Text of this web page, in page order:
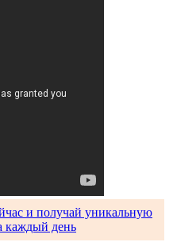
и получай уникальную
каждый день